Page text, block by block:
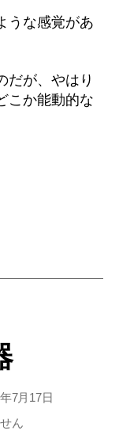
うな感覚があ
だが、やはり
こか能動的な
7月17日
ん